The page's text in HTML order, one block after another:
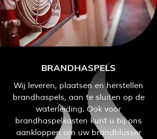
BRANDHASPELS
Wij leveren, plaatsen en herstellen
brandhaspels, aan te sluiten op de
waterleiding. Ook voor
brandhaspelkasten kunt u bij ons
aankloppen om uw brandblusser